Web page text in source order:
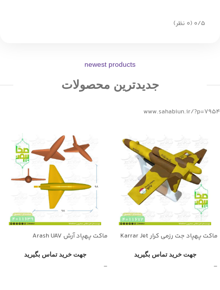
‫۰/۵ ‫(۰ نظر)
newest products
جدیدترین محصولات
www.sahabiun.ir/?p=7954
ماکت پهپاد جت رزمی کرار Karrar Jet
جهت خرید تماس بگیرید
ماکت پهپاد آرش Arash UAV
جهت خرید تماس بگیرید